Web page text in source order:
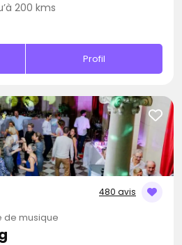
200 kms
Profil
480 avis
de musique